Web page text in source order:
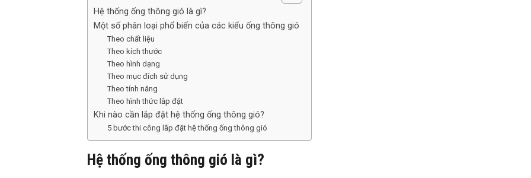
Hệ thống ống thông gió là gì?
Một số phân loại phổ biến của các kiểu ống thông gió
Theo chất liệu
Theo kích thước
Theo hình dạng
Theo mục đích sử dụng
Theo tính năng
Theo hình thức lắp đặt
Khi nào cần lắp đặt hệ thống ống thông gió?
5 bước thi công lắp đặt hệ thống ống thông gió
Hệ thống ống thông gió là gì?